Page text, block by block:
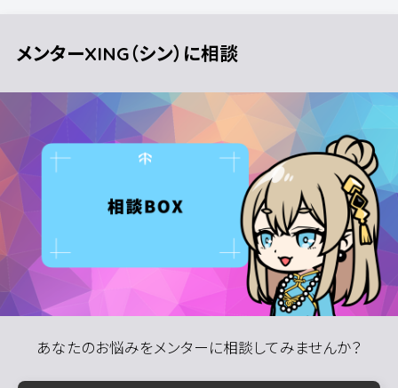
メンターXING（シン）に相談
あなたのお悩みをメンターに相談してみませんか？